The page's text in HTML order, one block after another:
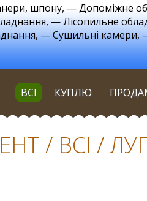
шпону, —Допоміжне
, —Лісопильне
, —Сушильні камери,
ВСІ КУПЛЮ
/ ВСІ /